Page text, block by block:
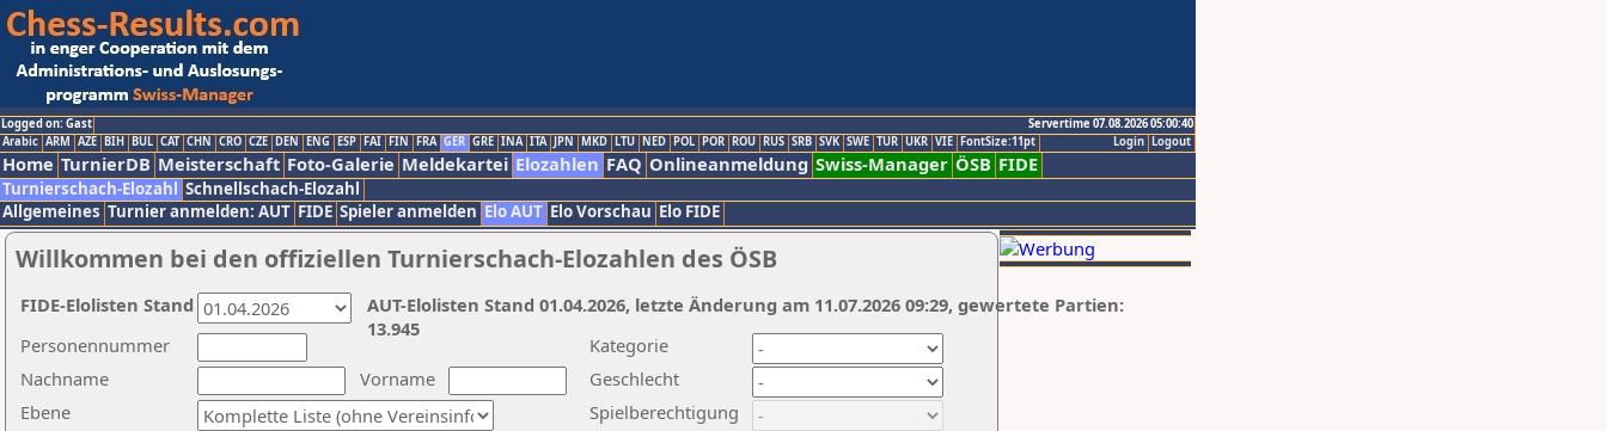
Logged on: Gast
Servertime 07.08.2026 05:00:40
Logout
Login
Arabic ARM AZE BIH BUL CAT CHN CRO CZE DEN ENG ESP FAI FIN FRA GER GRE INA ITA JPN MKD LTU NED POL POR ROU RUS SRB SVK SWE TUR UKR VIE FontSize:11pt
Home TurnierDB Meisterschaft Foto-Galerie Meldekartei Elozahlen FAQ Onlineanmeldung Swiss-Manager ÖSB FIDE
Turnierschach-Elozahl Schnellschach-Elozahl
Allgemeines Turnier anmelden: AUT FIDE Spieler anmelden Elo AUT Elo Vorschau Elo FIDE
Willkommen bei den offiziellen Turnierschach-Elozahlen des ÖSB
Nachname
Vorname
Ebene
Kategorie
Personennummer
Geschlecht
Spielberechtigung
AUT-Elolisten Stand 01.04.2026, letzte Änderung am 11.07.2026 09:29, gewertete Partien:
13.945
FIDE-Elolisten Stand